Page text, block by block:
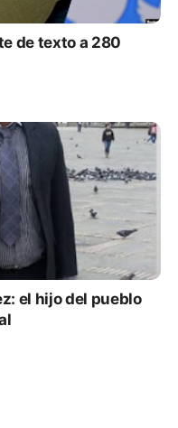
de texto a 280
el hijo del pueblo